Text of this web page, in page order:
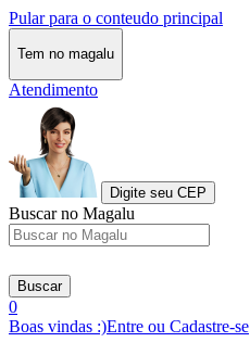
Pular para o conteudo principal
Tem no magalu
Atendimento
Digite seu CEP
Buscar no Magalu
Buscar
0
Boas vindas :)Entre ou Cadastre-se